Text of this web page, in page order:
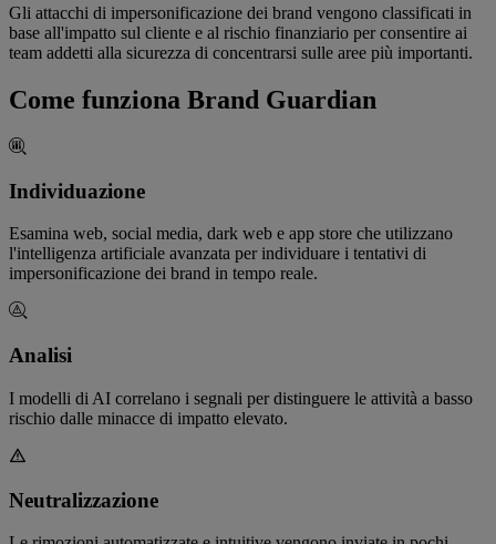
Gli attacchi di impersonificazione dei brand vengono classificati in
base all'impatto sul cliente e al rischio finanziario per consentire ai
team addetti alla sicurezza di concentrarsi sulle aree più importanti.
Come funziona Brand Guardian
Individuazione
Esamina web, social media, dark web e app store che utilizzano
l'intelligenza artificiale avanzata per individuare i tentativi di
impersonificazione dei brand in tempo reale.
Analisi
I modelli di AI correlano i segnali per distinguere le attività a basso
rischio dalle minacce di impatto elevato.
Neutralizzazione